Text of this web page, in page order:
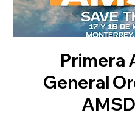
Primera
General